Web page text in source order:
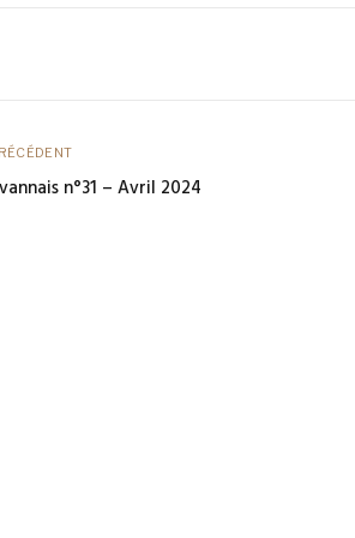
n°31 – Avril 2024